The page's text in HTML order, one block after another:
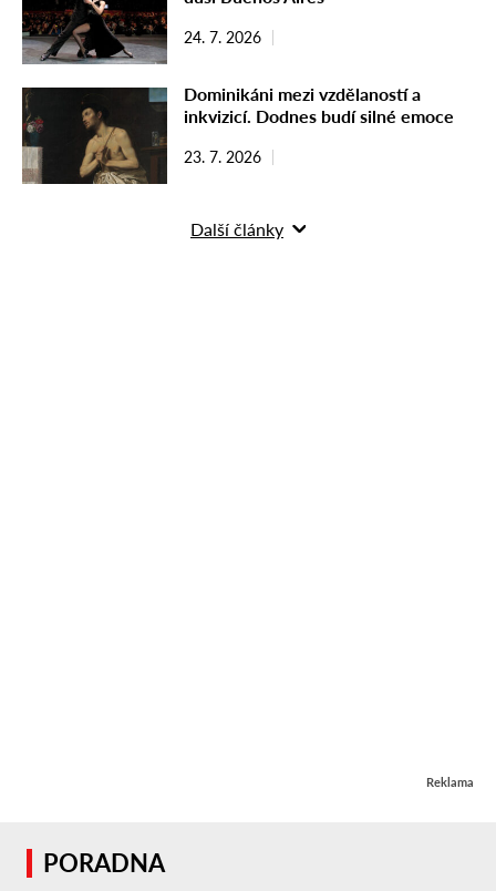
24. 7. 2026
Dominikáni mezi vzdělaností a
inkvizicí. Dodnes budí silné emoce
23. 7. 2026
Další články
Reklama
PORADNA